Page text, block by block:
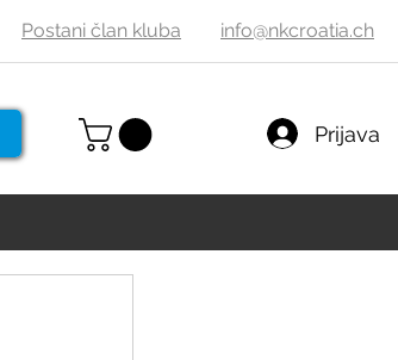
Postani član kluba info@nkcroatia.ch
Prijava